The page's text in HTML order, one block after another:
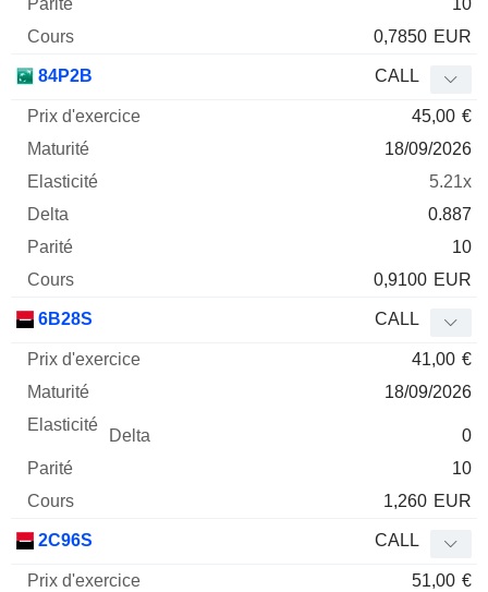
10
0,7850 EUR
84P2B CALL
45,00 €
18/09/2026
5.21x
0.887
10
0,9100 EUR
6B28S CALL
41,00 €
18/09/2026
0
10
1,260 EUR
2C96S CALL
51,00 €